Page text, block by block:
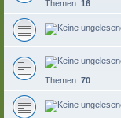
Themen: 16
Themen: 70